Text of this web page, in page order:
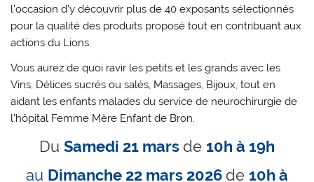
l’occasion d’y découvrir plus de 40 exposants sélectionnés
pour la qualité des produits proposé tout en contribuant aux
actions du Lions.
Vous aurez de quoi ravir les petits et les grands avec les
Vins, Délices sucrés ou salés, Massages, Bijoux, tout en
aidant les enfants malades du service de neurochirurgie de
l’hôpital Femme Mère Enfant de Bron.
Du Samedi 21 mars de 10h à 19h
au Dimanche 22 mars 2026 de 10h à